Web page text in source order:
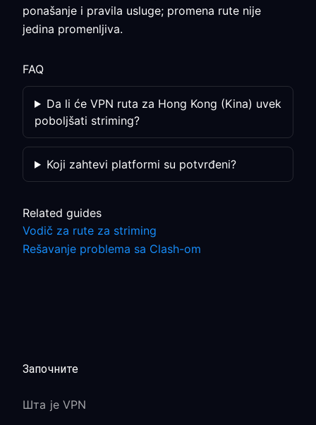
ponašanje i pravila usluge; promena rute nije
jedina promenljiva.
FAQ
Da li će VPN ruta za Hong Kong (Kina) uvek
poboljšati striming?
Koji zahtevi platformi su potvrđeni?
Related guides
Vodič za rute za striming
Rešavanje problema sa Clash-om
Започните
Шта је VPN